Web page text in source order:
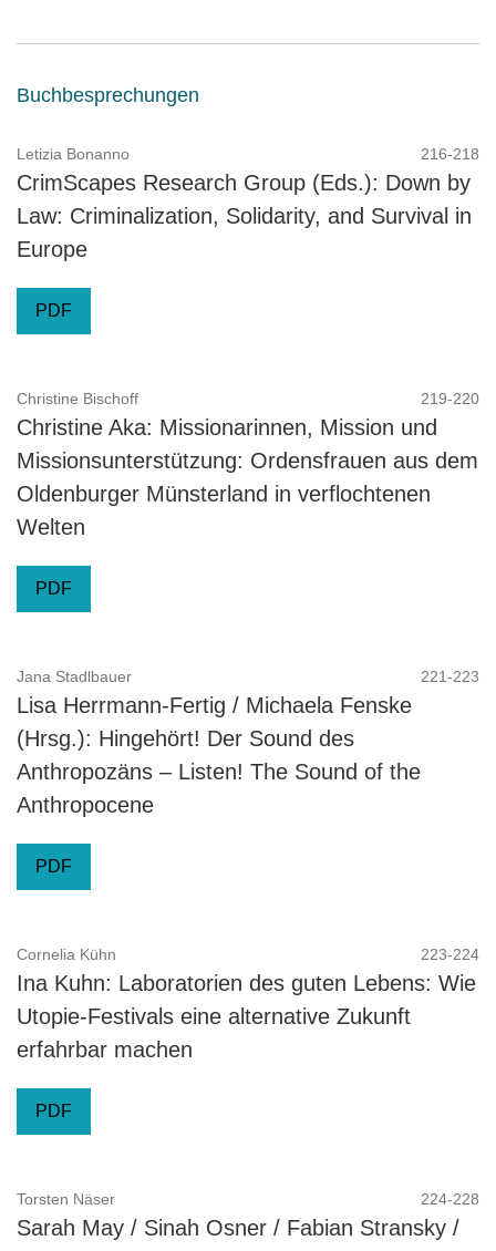
Buchbesprechungen
Letizia Bonanno 216-218
CrimScapes Research Group (Eds.): Down by
Law: Criminalization, Solidarity, and Survival in
Europe
PDF
Christine Bischoff 219-220
Christine Aka: Missionarinnen, Mission und
Missionsunterstützung: Ordensfrauen aus dem
Oldenburger Münsterland in verflochtenen
Welten
PDF
Jana Stadlbauer 221-223
Lisa Herrmann-Fertig / Michaela Fenske
(Hrsg.): Hingehört! Der Sound des
Anthropozäns – Listen! The Sound of the
Anthropocene
PDF
Cornelia Kühn 223-224
Ina Kuhn: Laboratorien des guten Lebens: Wie
Utopie-Festivals eine alternative Zukunft
erfahrbar machen
PDF
Torsten Näser 224-228
Sarah May / Sinah Osner / Fabian Stransky /